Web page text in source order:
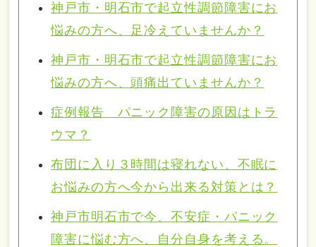
神戸市・明石市で起立性調節障害にお
悩みの方へ、足冷えていませんか？
神戸市・明石市で起立性調節障害にお
悩みの方へ、頭痛出ていませんか？
症例報告 パニック障害の原因はトラ
ウマ？
布団に入り３時間は寝れない、不眠に
お悩みの方へ今から出来る対策とは？
神戸市明石市で今、不安症・パニック
障害に悩む方へ、自分自身を考える。